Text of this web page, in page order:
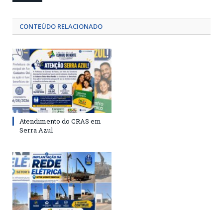
CONTEÚDO RELACIONADO
Atendimento do CRAS em
Serra Azul